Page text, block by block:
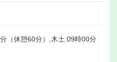
（休憩60分）,木土:09時00分